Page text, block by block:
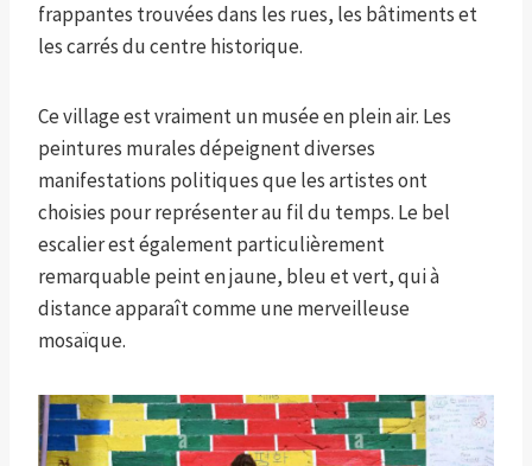
frappantes trouvées dans les rues, les bâtiments et
les carrés du centre historique.
Ce village est vraiment un musée en plein air. Les
peintures murales dépeignent diverses
manifestations politiques que les artistes ont
choisies pour représenter au fil du temps. Le bel
escalier est également particulièrement
remarquable peint en jaune, bleu et vert, qui à
distance apparaît comme une merveilleuse
mosaïque.